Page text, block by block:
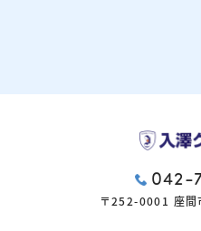
042-
〒252-0001 座